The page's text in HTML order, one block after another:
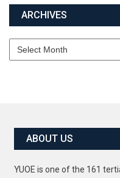
ARCHIVES
Archives
ABOUT US
YUOE is one of the 161